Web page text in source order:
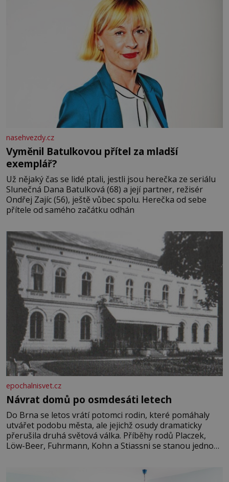
nasehvezdy.cz
Vyměnil Batulkovou přítel za mladší
exemplář?
Už nějaký čas se lidé ptali, jestli jsou herečka ze seriálu
Slunečná Dana Batulková (68) a její partner, režisér
Ondřej Zajíc (56), ještě vůbec spolu. Herečka od sebe
přítele od samého začátku odhán
epochalnisvet.cz
Návrat domů po osmdesáti letech
Do Brna se letos vrátí potomci rodin, které pomáhaly
utvářet podobu města, ale jejichž osudy dramaticky
přerušila druhá světová válka. Příběhy rodů Placzek,
Löw-Beer, Fuhrmann, Kohn a Stiassni se stanou jednou
jednoduché. Místa, která si člověk pamatuje z rodinných